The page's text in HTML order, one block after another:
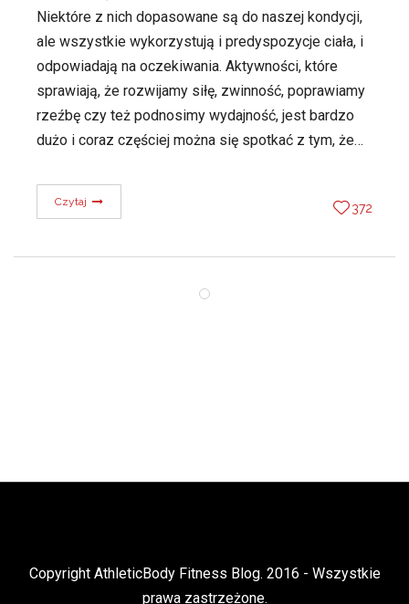
Niektóre z nich dopasowane są do naszej kondycji,
ale wszystkie wykorzystują i predyspozycje ciała, i
odpowiadają na oczekiwania. Aktywności, które
sprawiają, że rozwijamy siłę, zwinność, poprawiamy
rzeźbę czy też podnosimy wydajność, jest bardzo
dużo i coraz częściej można się spotkać z tym, że…
Czytaj 372
Copyright AthleticBody Fitness Blog. 2016 - Wszystkie
prawa zastrzeżone.